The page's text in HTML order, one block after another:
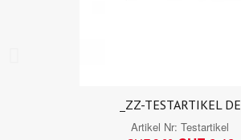
_ZZ-TESTARTIKEL DE
Artikel Nr: Testartikel